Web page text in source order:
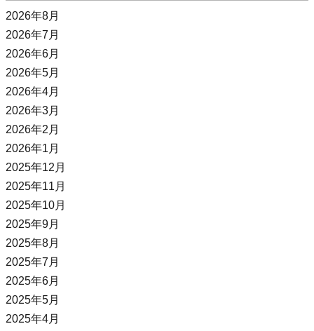
2026年8月
2026年7月
2026年6月
2026年5月
2026年4月
2026年3月
2026年2月
2026年1月
2025年12月
2025年11月
2025年10月
2025年9月
2025年8月
2025年7月
2025年6月
2025年5月
2025年4月